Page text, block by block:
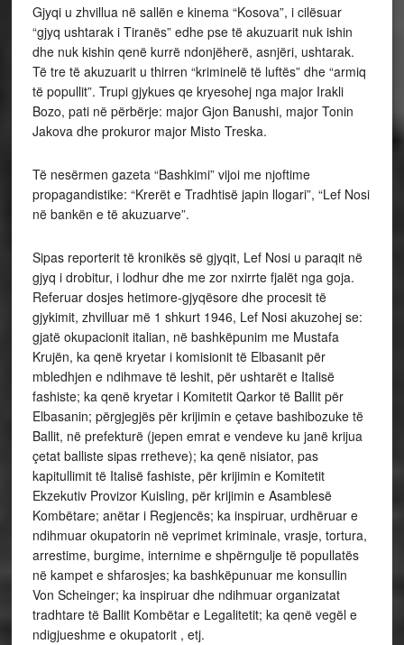
Gjyqi u zhvillua në sallën e kinema “Kosova”, i cilësuar
“gjyq ushtarak i Tiranës” edhe pse të akuzuarit nuk ishin
dhe nuk kishin qenë kurrë ndonjëherë, asnjëri, ushtarak.
Të tre të akuzuarit u thirren “kriminelë të luftës” dhe “armiq
të popullit”. Trupi gjykues qe kryesohej nga major Irakli
Bozo, pati në përbërje: major Gjon Banushi, major Tonin
Jakova dhe prokuror major Misto Treska.
Të nesërmen gazeta “Bashkimi” vijoi me njoftime
propagandistike: “Krerët e Tradhtisë japin llogari”, “Lef Nosi
në bankën e të akuzuarve”.
Sipas reporterit të kronikës së gjyqit, Lef Nosi u paraqit në
gjyq i drobitur, i lodhur dhe me zor nxirrte fjalët nga goja.
Referuar dosjes hetimore-gjyqësore dhe procesit të
gjykimit, zhvilluar më 1 shkurt 1946, Lef Nosi akuzohej se:
gjatë okupacionit italian, në bashkëpunim me Mustafa
Krujën, ka qenë kryetar i komisionit të Elbasanit për
mbledhjen e ndihmave të leshit, për ushtarët e Italisë
fashiste; ka qenë kryetar i Komitetit Qarkor të Ballit për
Elbasanin; përgjegjës për krijimin e çetave bashibozuke të
Ballit, në prefekturë (jepen emrat e vendeve ku janë krijua
çetat balliste sipas rretheve); ka qenë nisiator, pas
kapitullimit të Italisë fashiste, për krijimin e Komitetit
Ekzekutiv Provizor Kuisling, për krijimin e Asamblesë
Kombëtare; anëtar i Regjencës; ka inspiruar, urdhëruar e
ndihmuar okupatorin në veprimet kriminale, vrasje, tortura,
arrestime, burgime, internime e shpërngulje të popullatës
në kampet e shfarosjes; ka bashkëpunuar me konsullin
Von Scheinger; ka inspiruar dhe ndihmuar organizatat
tradhtare të Ballit Kombëtar e Legalitetit; ka qenë vegël e
ndigjueshme e okupatorit , etj.